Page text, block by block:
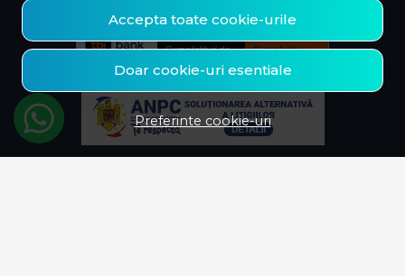
Accepta toate cookie-urile
Doar cookie-uri esentiale
Preferinte cookie-uri